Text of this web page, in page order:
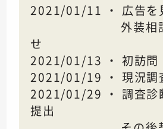
2021/01/11 ・ 広告を
外装相談の
せ
2021/01/13 ・ 初訪問
2021/01/19 ・ 現況調
2021/01/29 ・ 調査診
提出